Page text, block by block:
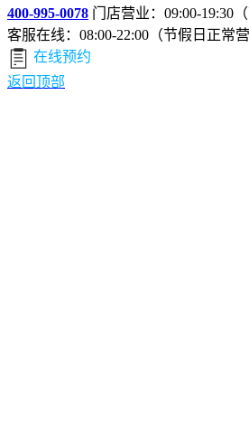
400-995-0078 门店营业：09:00-19:30
客服在线：08:00-22:00（节假日正常营
在线预约
返回顶部